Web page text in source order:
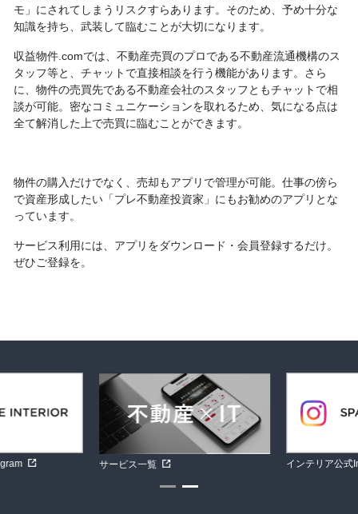
モ」にされてしまうリスクすらあります。そのため、予め十分な
知識を持ち、武装して臨むことが大切になります。
収益物件.comでは、不動産売買のプロである不動産流通機構のス
タッフ等と、チャットで直接相談を行う機能があります。さら
に、物件の売買先である不動産会社のスタッフともチャットで相
談が可能。密なコミュニケーションを取れるため、気になる点は
全て解消した上で売買に臨むことができます。
物件の購入だけでなく、売却もアプリで管理が可能。仕事の傍ら
で資産形成したい「プレ不動産投資家」にもお勧めのアプリとな
っています。
サービス利用には、アプリをダウンロード・会員登録するだけ。
ぜひご登録を。
サービス一覧 インテリア公式